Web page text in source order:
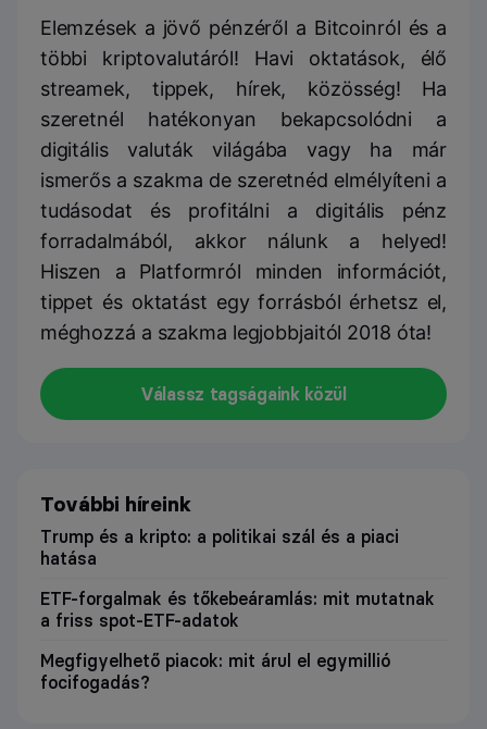
Elemzések a jövő pénzéről a Bitcoinról és a
többi kriptovalutáról! Havi oktatások, élő
streamek, tippek, hírek, közösség! Ha
szeretnél hatékonyan bekapcsolódni a
digitális valuták világába vagy ha már
ismerős a szakma de szeretnéd elmélyíteni a
tudásodat és profitálni a digitális pénz
forradalmából, akkor nálunk a helyed!
Hiszen a Platformról minden információt,
tippet és oktatást egy forrásból érhetsz el,
méghozzá a szakma legjobbjaitól 2018 óta!
Válassz tagságaink közül
További híreink
Trump és a kripto: a politikai szál és a piaci
hatása
ETF-forgalmak és tőkebeáramlás: mit mutatnak
a friss spot-ETF-adatok
Megfigyelhető piacok: mit árul el egymillió
focifogadás?